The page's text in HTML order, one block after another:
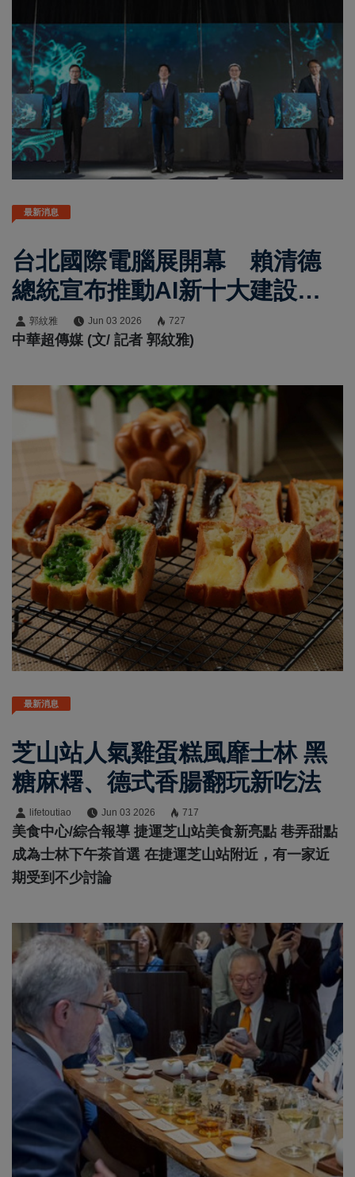
最新消息
台北國際電腦展開幕 賴清德
總統宣布推動AI新十大建設
打造可信賴AI產業生態系鞏固
臺灣科技競爭力
郭紋雅 Jun 03 2026 727
中華超傳媒 (文/ 記者 郭紋雅)
最新消息
芝山站人氣雞蛋糕風靡士林 黑
糖麻糬、德式香腸翻玩新吃法
lifetoutiao Jun 03 2026 717
美食中心/綜合報導 捷運芝山站美食新亮點 巷弄甜點
成為士林下午茶首選 在捷運芝山站附近，有一家近
期受到不少討論